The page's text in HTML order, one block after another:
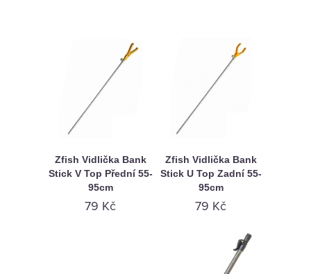
PODMÍNKY
KAMENNÁZfish Vidlička Bank
Stick V Top Přední 55-
95cm
79 Kč
Zfish Vidlička Bank
Stick U Top Zadní 55-
95cm
79 Kč